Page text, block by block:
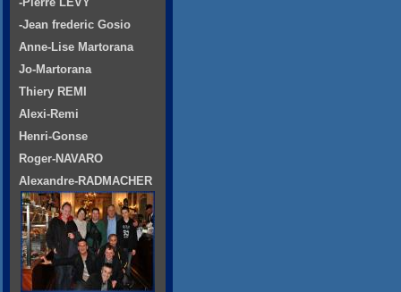
-Jean frederic Gosio
Anne-Lise Martorana
Jo-Martorana
Thiery REMI
Alexi-Remi
Henri-Gonse
Roger-NAVARO
Alexandre-RADMACHER